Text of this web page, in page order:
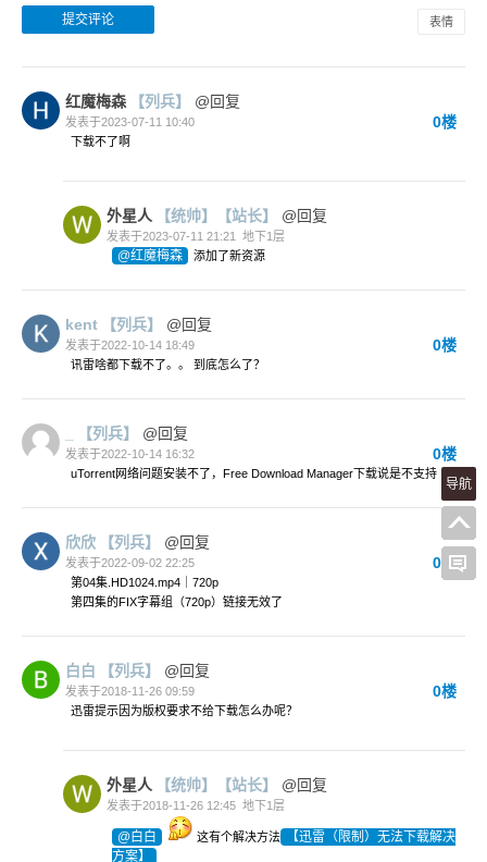
表情
红魔梅森 【列兵】 @回复
发表于2023-07-11 10:40 0楼
下载不了啊
外星人 【统帅】 【站长】 @回复
发表于2023-07-11 21:21 地下1层
@红魔梅森 添加了新资源
kent 【列兵】 @回复
发表于2022-10-14 18:49 0楼
讯雷啥都下载不了。。 到底怎么了？
【列兵】 @回复
发表于2022-10-14 16:32 0楼
uTorrent网络问题安装不了，Free Download Manager下载说是不支持
欣欣 【列兵】 @回复
发表于2022-09-02 22:25 0楼
第04集.HD1024.mp4｜720p
第四集的FIX字幕组（720p）链接无效了
白白 【列兵】 @回复
发表于2018-11-26 09:59 0楼
迅雷提示因为版权要求不给下载怎么办呢？
外星人 【统帅】 【站长】 @回复
发表于2018-11-26 12:45 地下1层
@白白 这有个解决方法
【迅雷（限制）无法下载解决
方案】
导航